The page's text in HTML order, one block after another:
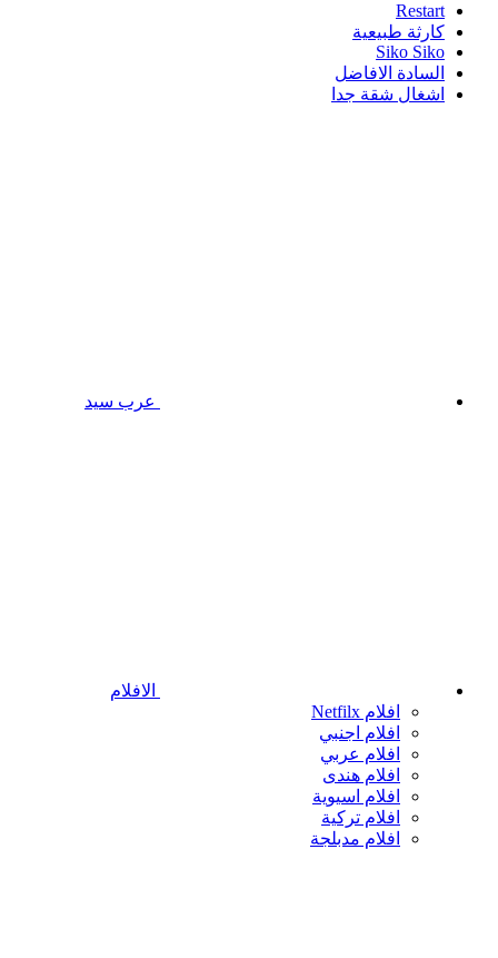
Restart
كارثة طبيعية
Siko Siko
السادة الافاضل
اشغال شقة جدا
عرب سيد
الافلام
افلام Netfilx
افلام اجنبي
افلام عربي
افلام هندى
افلام اسيوية
افلام تركية
افلام مدبلجة